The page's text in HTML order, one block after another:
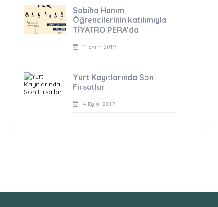
Sabiha Hanım
Öğrencilerinin katılımıyla
TİYATRO PERA’da
11 Ekim 2019
Yurt Kayıtlarında Son
Fırsatlar
4 Eylül 2019